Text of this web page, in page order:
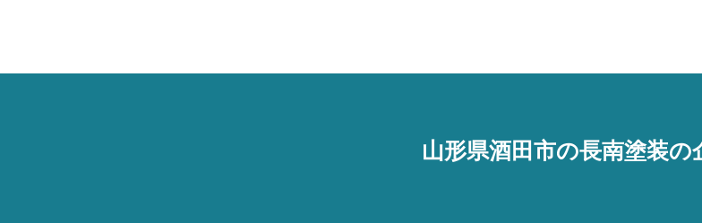
山形県酒田市の長南塗装の